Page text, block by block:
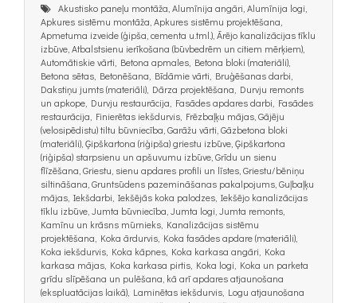
Akustisko paneļu montāža, Alumīnija angāri, Alumīnija logi,
Apkures sistēmu montāža, Apkures sistēmu projektēšana,
Apmetuma izveide (ģipša, cementa u.tml.), Ārējo kanalizācijas tīklu
izbūve, Atbalstsienu ierīkošana (būvbedrēm un citiem mērķiem),
Automātiskie vārti, Betona apmales, Betona bloki (materiāli),
Betona sētas, Betonēšana, Bīdāmie vārti, Bruģēšanas darbi,
Dakstiņu jumts (materiāli), Dārza projektēšana, Durvju remonts
un apkope, Durvju restaurācija, Fasādes apdares darbi, Fasādes
restaurācija, Finierētas iekšdurvis, Frēzbaļķu mājas, Gājēju
(velosipēdistu) tiltu būvniecība, Garāžu vārti, Gāzbetona bloki
(materiāli), Ģipškartona (riģipša) griestu izbūve, Ģipškartona
(riģipša) starpsienu un apšuvumu izbūve, Grīdu un sienu
flīzēšana, Griestu, sienu apdares profili un līstes, Griestu/bēniņu
siltināšana, Gruntsūdens pazemināšanas pakalpojums, Guļbaļķu
mājas, Iekšdarbi, Iekšējās koka palodzes, Iekšējo kanalizācijas
tīklu izbūve, Jumta būvniecība, Jumta logi, Jumta remonts,
Kamīnu un krāsns mūrnieks, Kanalizācijas sistēmu
projektēšana, Koka ārdurvis, Koka fasādes apdare (materiāli),
Koka iekšdurvis, Koka kāpnes, Koka karkasa angāri, Koka
karkasa mājas, Koka karkasa pirtis, Koka logi, Koka un parketa
grīdu slīpēšana un pulēšana, kā arī apdares atjaunošana
(ekspluatācijas laikā), Laminētas iekšdurvis, Logu atjaunošana